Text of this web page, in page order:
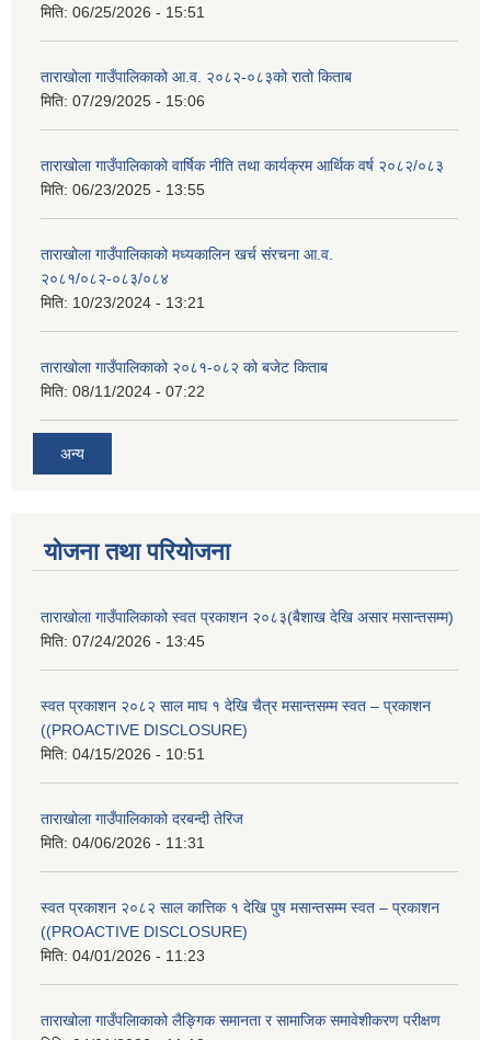
मिति: 06/25/2026 - 15:51
ताराखोला गाउँपालिकाको आ.व. २०८२-०८३को रातो किताब
मिति: 07/29/2025 - 15:06
ताराखोला गाउँपालिकाको वार्षिक नीति तथा कार्यक्रम आर्थिक वर्ष २०८२/०८३
मिति: 06/23/2025 - 13:55
ताराखोला गाउँपालिकाको मध्यकालिन खर्च संरचना आ.व.
२०८१/०८२-०८३/०८४
मिति: 10/23/2024 - 13:21
ताराखोला गाउँपालिकाको २०८१-०८२ को बजेट किताब
मिति: 08/11/2024 - 07:22
अन्य
योजना तथा परियोजना
ताराखोला गाउँपालिकाको स्वत प्रकाशन २०८३(बैशाख देखि असार मसान्तसम्म)
मिति: 07/24/2026 - 13:45
स्वत प्रकाशन २०८२ साल माघ १ देखि चैत्र मसान्तसम्म स्वत – प्रकाशन
((PROACTIVE DISCLOSURE)
मिति: 04/15/2026 - 10:51
ताराखोला गाउँपालिकाको दरबन्दी तेरिज
मिति: 04/06/2026 - 11:31
स्वत प्रकाशन २०८२ साल कात्तिक १ देखि पुष मसान्तसम्म स्वत – प्रकाशन
((PROACTIVE DISCLOSURE)
मिति: 04/01/2026 - 11:23
ताराखोला गाउँपलािकाको लैङ्गिक समानता र सामाजिक समावेशीकरण परीक्षण